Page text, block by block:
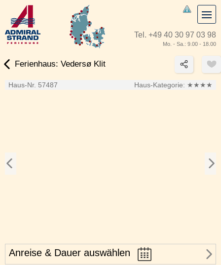
Tel. +49 40 30 97 03 98
Mo. - Sa.: 9.00 - 18.00
Ferienhaus: Vedersø Klit
Haus-Nr. 57487 Haus-Kategorie: ★★★★
Anreise & Dauer auswählen